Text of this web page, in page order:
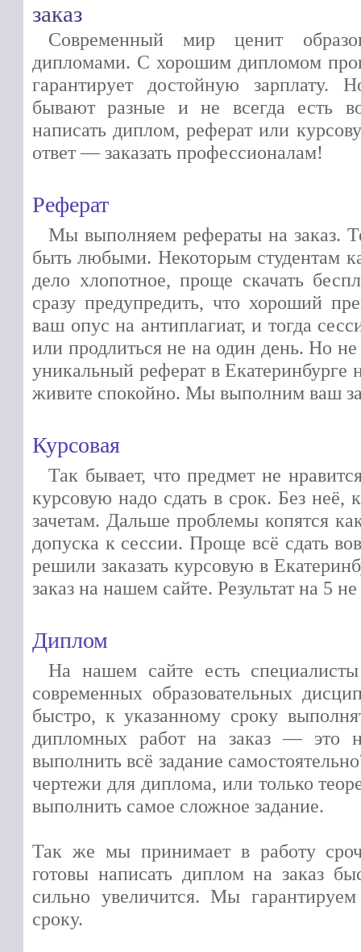
заказ
Современный мир ценит
дипломами. С хорошим дипломом
гарантирует достойную зарплату.
бывают разные и не всегда есть
написать диплом, реферат или
ответ — заказать профессионалам!
Реферат
Мы выполняем рефераты на заказ.
быть любыми. Некоторым студентам
дело хлопотное, проще скачать
сразу предупредить, что хороший
ваш опус на антиплагиат, и тогда
или продлиться не на один день. Но
уникальный реферат в Екатеринбурге
живите спокойно. Мы выполним ваш
Курсовая
Так бывает, что предмет не
курсовую надо сдать в срок. Без неё,
зачетам. Дальше проблемы копятся
допуска к сессии. Проще всё сдать
решили заказать курсовую в
заказ на нашем сайте. Результат на 5
Диплом
На нашем сайте есть
современных образовательных
быстро, к указанному сроку
дипломных работ на заказ — это
выполнить всё задание
чертежи для диплома, или только
выполнить самое сложное задание.
Так же мы принимает в работу
готовы написать диплом на заказ
сильно увеличится. Мы
сроку.